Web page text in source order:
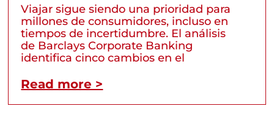
Viajar sigue siendo una prioridad para
millones de consumidores, incluso en
tiempos de incertidumbre. El análisis
de Barclays Corporate Banking
identifica cinco cambios en el
Read more >